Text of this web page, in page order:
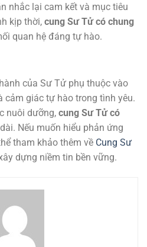
nhắc lại cam kết và mục tiêu
kịp thời, cung Sư Tử có chung
quan hệ đáng tự hào.
của Sư Tử phụ thuộc vào
cảm giác tự hào trong tình yêu.
nuôi dưỡng, cung Sư Tử có
Nếu muốn hiểu phản ứng
tham khảo thêm về Cung Sư
dựng niềm tin bền vững.